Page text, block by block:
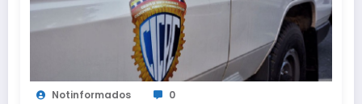
Notinformados 0